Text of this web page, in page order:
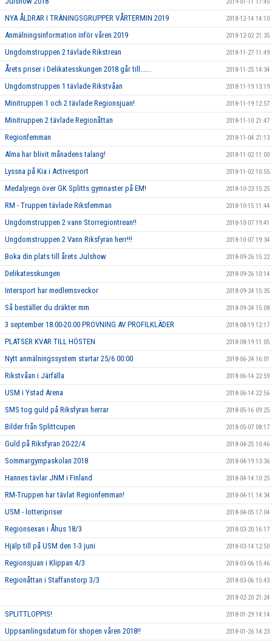
2019-01-11 17:45
NYA ÅLDRAR I TRÄNINGSGRUPPER VÅRTERMIN 2019 2018-12-14 14:10
Anmälningsinformation inför våren 2019 2018-12-02 21:35
Ungdomstruppen 2 tävlade Rikstrean 2018-11-27 11:49
Årets priser i Delikatesskungen 2018 går till...... 2018-11-25 14:34
Ungdomstruppen 1 tävlade Rikstvåan 2018-11-19 13:19
Minitruppen 1 och 2 tävlade Regionsjuan! 2018-11-19 12:57
Minitruppen 2 tävlade Regionåttan 2018-11-10 21:47
Regionfemman 2018-11-04 21:13
Alma har blivit månadens talang! 2018-11-02 11:00
Lyssna på Kia i Activesport 2018-11-02 10:55
Medaljregn över GK Splitts gymnaster på EM! 2018-10-23 15:25
RM - Truppen tävlade Riksfemman 2018-10-15 11:44
Ungdomstruppen 2 vann Storregiontrean!! 2018-10-07 19:41
Ungdomstruppen 2 Vann Riksfyran herr!!! 2018-10-07 19:34
Boka din plats till årets Julshow 2018-09-26 15:22
Delikatesskungen 2018-09-26 10:14
Intersport har medlemsveckor 2018-09-24 15:35
Så beställer du dräkter mm 2018-09-24 15:08
3 september 18.00-20.00 PROVNING AV PROFILKLÄDER 2018-08-19 12:17
PLATSER KVAR TILL HÖSTEN 2018-08-19 11:05
Nytt anmälningssystem startar 25/6 00:00 2018-06-24 16:01
Rikstvåan i Järfälla 2018-06-14 22:59
USM i Ystad Arena 2018-06-14 22:56
SMS tog guld på Riksfyran herrar 2018-05-16 09:25
Bilder från Splittcupen 2018-05-07 08:17
Guld på Riksfyran 20-22/4 2018-04-25 10:46
Sommargympaskolan 2018 2018-04-19 13:36
Hannes tävlar JNM i Finland 2018-04-14 10:25
RM-Truppen har tävlat Regionfemman! 2018-04-11 14:34
USM - lotteripriser 2018-04-05 17:04
Regionsexan i Åhus 18/3 2018-03-20 16:17
Hjälp till på USM den 1-3 juni 2018-03-14 12:50
Regionsjuan i Klippan 4/3 2018-03-06 15:46
Regionåttan i Staffanstorp 3/3 2018-03-06 15:43
2018-02-20 21:24
SPLITTLOPPIS! 2018-01-29 14:14
Uppsamlingsdatum för shopen våren 2018!! 2018-01-26 14:23